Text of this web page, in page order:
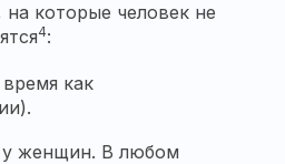
которые человек не
4:
как
у женщин. В любом